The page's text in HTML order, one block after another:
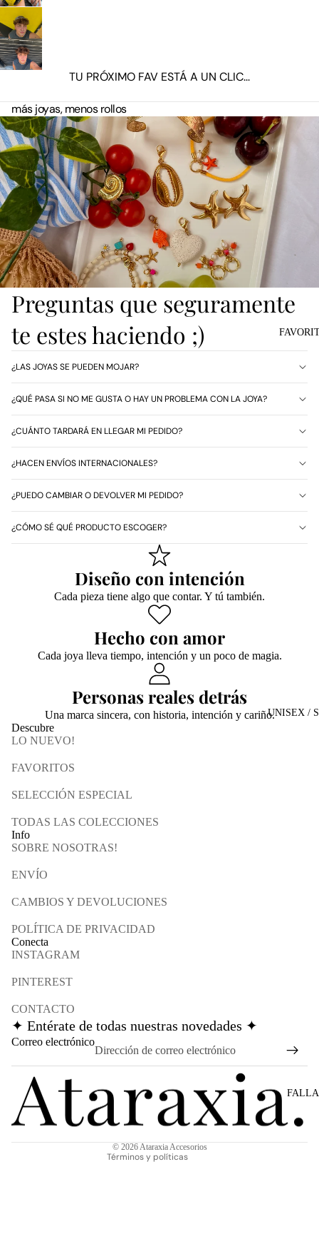
UNISEX /
TU PRÓXIMO FAV ESTÁ A UN CLIC...
más joyas, menos rollos
Preguntas que seguramente
te estes haciendo ;)
¿LAS JOYAS SE PUEDEN MOJAR?
¿QUÉ PASA SI NO ME GUSTA O HAY UN PROBLEMA CON LA JOYA?
¿CUÁNTO TARDARÁ EN LLEGAR MI PEDIDO?
¿HACEN ENVÍOS INTERNACIONALES?
¿PUEDO CAMBIAR O DEVOLVER MI PEDIDO?
¿CÓMO SÉ QUÉ PRODUCTO ESCOGER?
Diseño con intención
Cada pieza tiene algo que contar. Y tú también.
Hecho con amor
Cada joya lleva tiempo, intención y un poco de magia.
Personas reales detrás
Una marca sincera, con historia, intención y cariño.
Descubre
LO NUEVO!
FAVORITOS
SELECCIÓN ESPECIAL
TODAS LAS COLECCIONES
Info
SOBRE NOSOTRAS!
ENVÍO
CAMBIOS Y DEVOLUCIONES
POLÍTICA DE PRIVACIDAD
Conecta
INSTAGRAM
PINTEREST
CONTACTO
✦ Entérate de todas nuestras novedades ✦
Correo electrónico
© 2026Ataraxia Accesorios
Términos y políticas
Política de reembolso
Política de privacidad
Política de envío
Información de contacto